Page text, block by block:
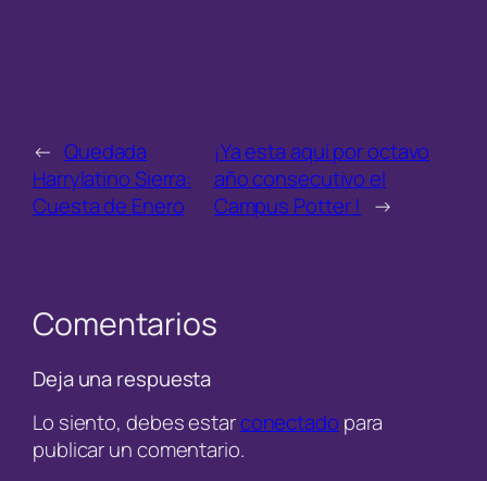
← Quedada
Harrylatino Sierra:
Cuesta de Enero
¡Ya esta aquí por octavo
año consecutivo el
Campus Potter ! →
Comentarios
Deja una respuesta
Lo siento, debes estarconectado para
publicar un comentario.